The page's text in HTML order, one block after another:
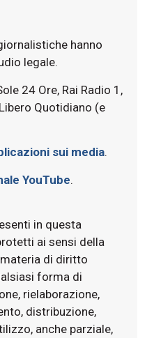
hanno
legale.
24 Ore, Rai Radio 1,
Quotidiano (e
sui media.
YouTube.
in questa
ai sensi della
di diritto
forma di
rielaborazione,
distribuzione,
anche parziale,